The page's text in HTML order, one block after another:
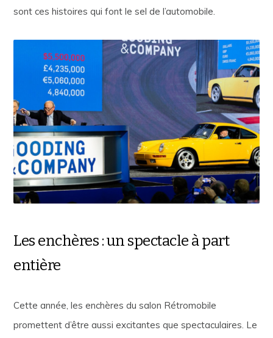
sont ces histoires qui font le sel de l’automobile.
Les enchères : un spectacle à part
entière
Cette année, les enchères du salon Rétromobile
promettent d’être aussi excitantes que spectaculaires. Le